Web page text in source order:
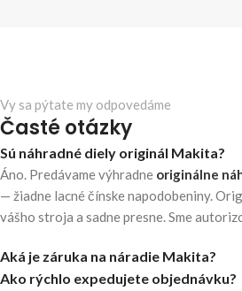
Vy sa pýtate my odpovedáme
Časté otázky
Sú náhradné diely originál Makita?
Áno. Predávame výhradne originálne
— žiadne lacné čínske napodobeniny.
vášho stroja a sadne presne. Sme
Aká je záruka na náradie Makita?
Ako rýchlo expedujete objednávku?